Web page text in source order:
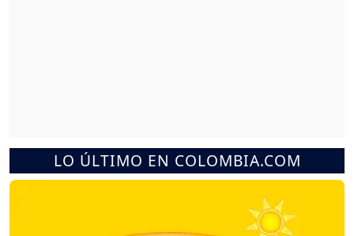
LO ÚLTIMO EN COLOMBIA.COM